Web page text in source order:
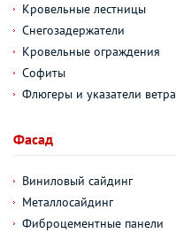
Кровельные лестницы
Снегозадержатели
Кровельные ограждения
Софиты
Флюгеры и указатели ветра
Фасад
Виниловый сайдинг
Металлосайдинг
Фиброцементные панели